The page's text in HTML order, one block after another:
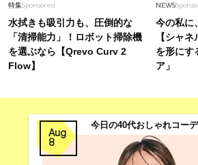
特集Sponsored
水拭きも吸引力も、圧倒的な
「清掃能力」！ロボット掃除機
を選ぶなら【Qrevo Curv 2
Flow】
NEWS
今の私に
【シャ
を形にす
ア」
Aug
8
今日の40代おしゃれコーデ